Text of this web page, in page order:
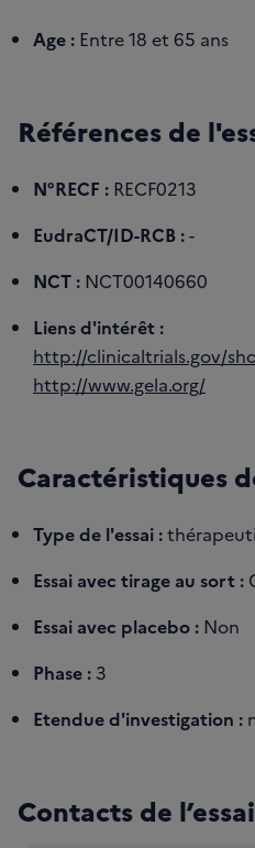
Age : Entre 18 et 65 ans
Références de
N°RECF : RECF0213
EudraCT/ID-RCB :-
NCT : NCT00140660
Liens d'intérêt :
http://clinicaltrials.gov/
http://www.gela.org/
Caractéristiques
Type de l'essai :
Essai avec tirage au sort :
Essai avec placebo : Non
Phase : 3
Etendue d'investigation :
Contacts de l’essai